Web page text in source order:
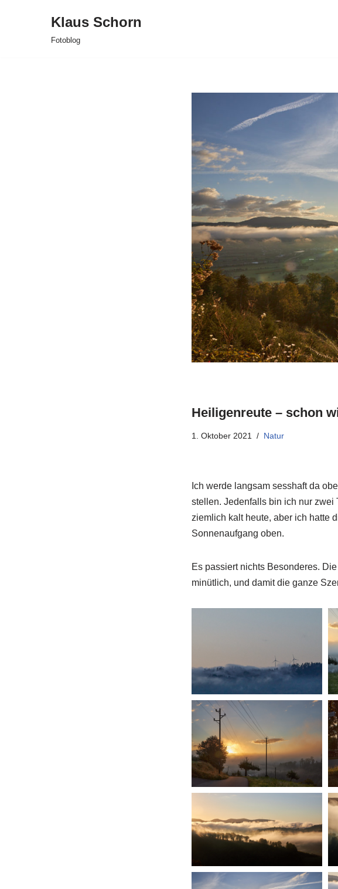
Klaus Schorn
Fotoblog
Heiligenreute – schon
1. Oktober 2021 Natur
Ich werde langsam sesshaft da
stellen. Jedenfalls bin ich nur zwei
ziemlich kalt heute, aber ich hatte
Sonnenaufgang oben.
Es passiert nichts Besonderes.
minütlich, und damit die ganze